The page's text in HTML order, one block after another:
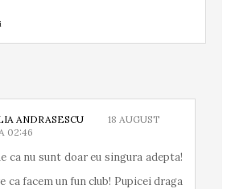
ANDRASESCU
18 AUGUST
02:46
ca nu sunt doar eu singura adepta!
ca facem un fun club! Pupicei draga